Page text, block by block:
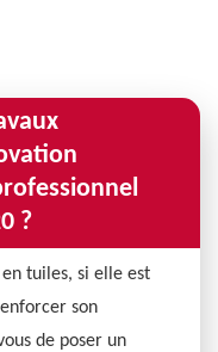
?
tuiles, si elle est
son
de poser un